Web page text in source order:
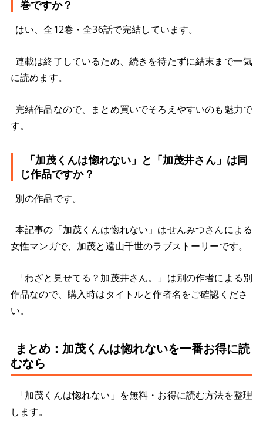
巻ですか？
はい、全12巻・全36話で完結しています。
連載は終了しているため、続きを待たずに結末まで一気
に読めます。
完結作品なので、まとめ買いでそろえやすいのも魅力で
す。
「加茂くんは惚れない」と「加茂井さん」は同
じ作品ですか？
別の作品です。
本記事の「加茂くんは惚れない」はせんみつさんによる
女性マンガで、加茂と遠山千世のラブストーリーです。
「わざと見せてる？加茂井さん。」は別の作者による別
作品なので、購入時はタイトルと作者名をご確認くださ
い。
まとめ：加茂くんは惚れないを一番お得に読
むなら
「加茂くんは惚れない」を無料・お得に読む方法を整理
します。